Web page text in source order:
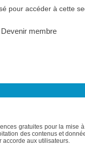
pour accéder à cette
Devenir membre
gratuites pour la mise
des contenus et
accorde aux utilisateurs.